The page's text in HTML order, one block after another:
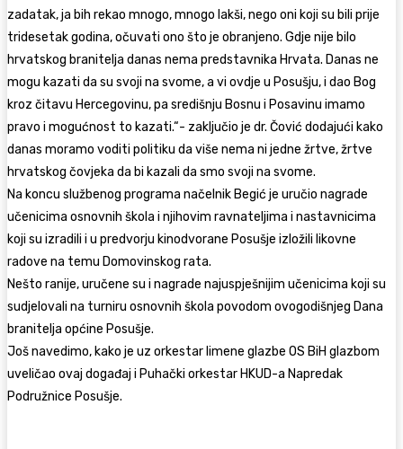
zadatak, ja bih rekao mnogo, mnogo lakši, nego oni koji su bili prije
tridesetak godina, očuvati ono što je obranjeno. Gdje nije bilo
hrvatskog branitelja danas nema predstavnika Hrvata. Danas ne
mogu kazati da su svoji na svome, a vi ovdje u Posušju, i dao Bog
kroz čitavu Hercegovinu, pa središnju Bosnu i Posavinu imamo
pravo i mogućnost to kazati.“- zaključio je dr. Čović dodajući kako
danas moramo voditi politiku da više nema ni jedne žrtve, žrtve
hrvatskog čovjeka da bi kazali da smo svoji na svome.
Na koncu službenog programa načelnik Begić je uručio nagrade
učenicima osnovnih škola i njihovim ravnateljima i nastavnicima
koji su izradili i u predvorju kinodvorane Posušje izložili likovne
radove na temu Domovinskog rata.
Nešto ranije, uručene su i nagrade najuspješnijim učenicima koji su
sudjelovali na turniru osnovnih škola povodom ovogodišnjeg Dana
branitelja općine Posušje.
Još navedimo, kako je uz orkestar limene glazbe OS BiH glazbom
uveličao ovaj događaj i Puhački orkestar HKUD-a Napredak
Podružnice Posušje.